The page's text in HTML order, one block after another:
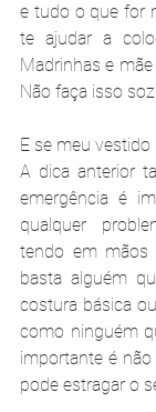
e tudo o que for
te ajudar a
Madrinhas e
Não faça isso
E se meu vestido
A dica anterior
emergência é
qualquer
tendo em mãos
basta alguém
costura básica
como ninguém
importante é
pode estragar o